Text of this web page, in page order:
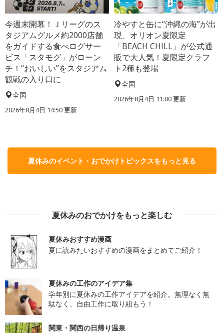
今週末開幕！Ｊリーグのス
タジアムグルメ約2000店舗
をガイドする食べログサー
ビス「スタモグ」がローン
チ！“おいしい”をスタジアム
観戦の入り口に
全国
2026年8月4日 14:50更新
冷やすと缶に“沖縄の海”が出
現、オリオン夏限定
「BEACH CHILL」が公式通
販で大人気！夏限定クラフ
ト2種も登場
全国
2026年8月4日 11:00更新
夏休みのイベント・おでかけトピックスをもっと見る
夏休みのおでかけをもっと楽しむ
夏休みおすすめ漫画
夏に読みたいおすすめの漫画をまとめてご紹介！
夏休みの工作のアイデア集
学年別に夏休みの工作アイデアを紹介。無理なく無
駄なく、自由工作に取り組もう！
関東・関西の日帰り温泉